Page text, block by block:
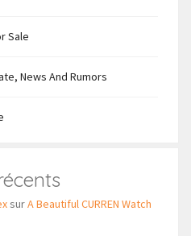
Sale
News And Rumors
surA Beautiful CURREN Watch